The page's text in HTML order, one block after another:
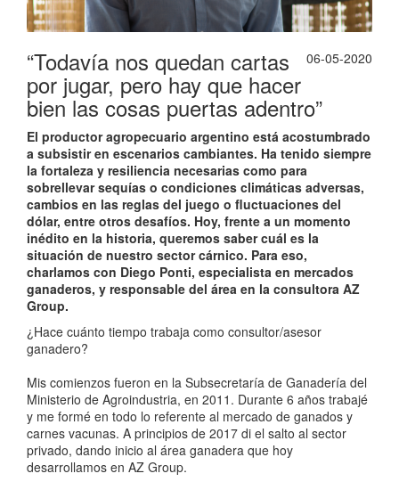
06-05-2020
“Todavía nos quedan cartas
por jugar, pero hay que hacer
bien las cosas puertas adentro”
El productor agropecuario argentino está acostumbrado
a subsistir en escenarios cambiantes. Ha tenido siempre
la fortaleza y resiliencia necesarias como para
sobrellevar sequías o condiciones climáticas adversas,
cambios en las reglas del juego o fluctuaciones del
dólar, entre otros desafíos. Hoy, frente a un momento
inédito en la historia, queremos saber cuál es la
situación de nuestro sector cárnico. Para eso,
charlamos con Diego Ponti, especialista en mercados
ganaderos, y responsable del área en la consultora AZ
Group.
¿Hace cuánto tiempo trabaja como consultor/asesor
ganadero?
Mis comienzos fueron en la Subsecretaría de Ganadería del
Ministerio de Agroindustria, en 2011. Durante 6 años trabajé
y me formé en todo lo referente al mercado de ganados y
carnes vacunas. A principios de 2017 di el salto al sector
privado, dando inicio al área ganadera que hoy
desarrollamos en AZ Group.